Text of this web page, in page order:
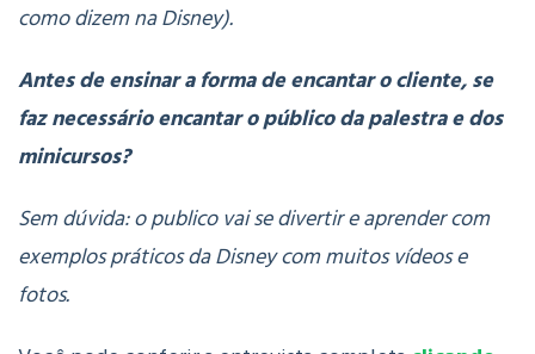
como dizem na Disney).
Antes de ensinar a forma de encantar o cliente, se
faz necessário encantar o público da palestra e dos
minicursos?
Sem dúvida: o publico vai se divertir e aprender com
exemplos práticos da Disney com muitos vídeos e
fotos.